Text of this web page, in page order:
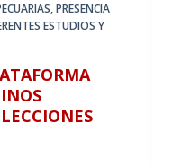
,PRESENCIA
ESTUDIOS Y